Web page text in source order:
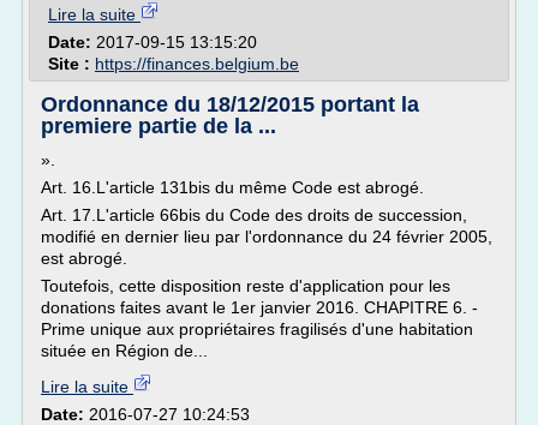
Lire la suite
Date: 2017-09-15 13:15:20
Site : https://finances.belgium.be
Ordonnance du 18/12/2015 portant la
premiere partie de la ...
».
Art. 16.L'article 131bis du même Code est abrogé.
Art. 17.L'article 66bis du Code des droits de succession,
modifié en dernier lieu par l'ordonnance du 24 février 2005,
est abrogé.
Toutefois, cette disposition reste d'application pour les
donations faites avant le 1er janvier 2016. CHAPITRE 6. -
Prime unique aux propriétaires fragilisés d'une habitation
située en Région de...
Lire la suite
Date: 2016-07-27 10:24:53